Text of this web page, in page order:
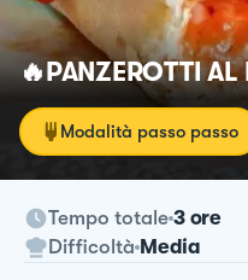
🔥PANZEROTTI AL
Modalità passo passo
Tempo totale 3 ore
Difficoltà Media